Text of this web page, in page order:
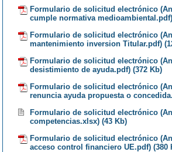
Formulario de solicitud electrónico
cumple normativa
Formulario de solicitud electrónico
mantenimiento inversion Titular.pdf)
Formulario de solicitud electrónico
desistimiento de ayuda.pdf) (372 Kb)
Formulario de solicitud electrónico
renuncia ayuda propuesta o
Formulario de solicitud electrónico
competencias.xlsx) (43 Kb)
Formulario de solicitud electrónico
acceso control financiero UE.pdf) (380